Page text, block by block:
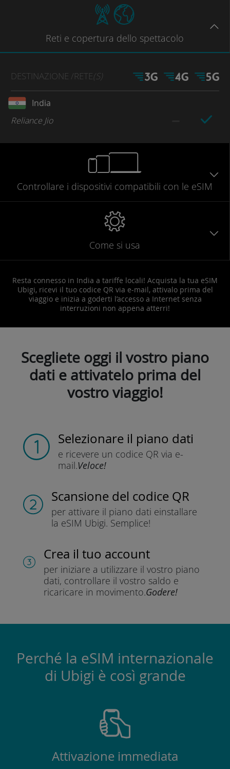
Reti e copertura dello spettacolo
DESTINAZIONE /RETE(S)
India
Reliance Jio
Controllare i dispositivi compatibili con le eSIM
Come si usa
Resta connesso in India a tariffe locali! Acquista la tua eSIM
Ubigi, ricevi il tuo codice QR via e-mail, attivalo prima del
viaggio e inizia a goderti l’accesso a Internet senza
interruzioni non appena atterri!
Scegliete oggi il vostro piano
dati e attivatelo prima del
vostro viaggio!
Selezionare il piano dati
e ricevere un codice QR via e-
mail.Veloce!
Scansione del codice QR
per attivare il piano dati einstallare
la eSIM Ubigi. Semplice!
Crea il tuo account
per iniziare a utilizzare il vostro piano
dati, controllare il vostro saldo e
ricaricare in movimento.Godere!
Perché la eSIM internazionale
di Ubigi è così grande
Attivazione immediata